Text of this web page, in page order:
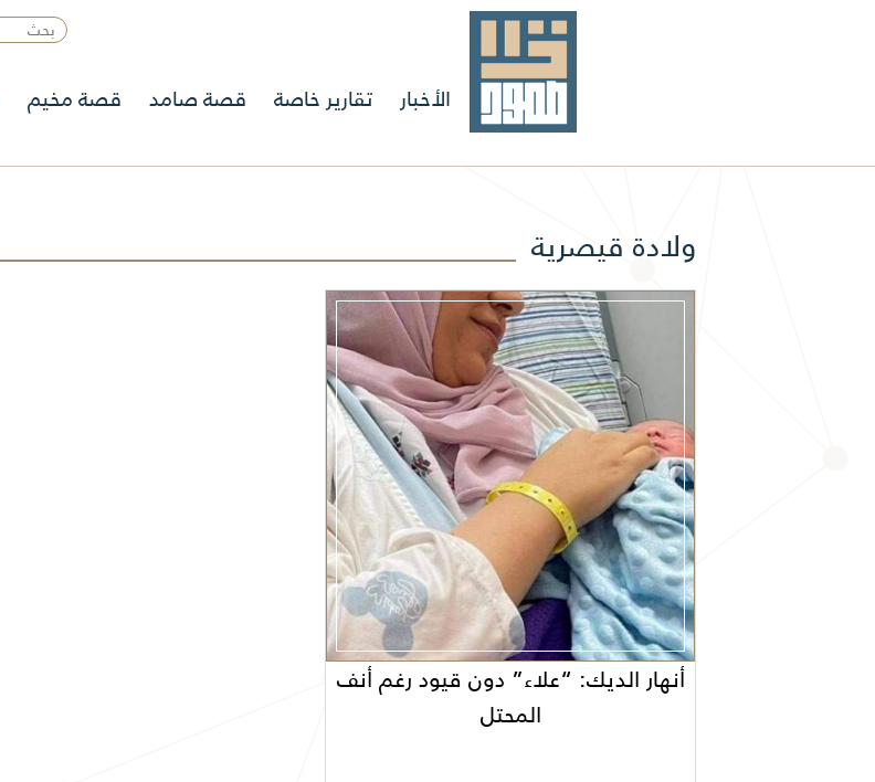
الأخبار تقارير خاصة قصة صامد قصة مخيم
ولادة قيصرية
أنهار الديك: “علاء” دون قيود رغم أنف
المحتل